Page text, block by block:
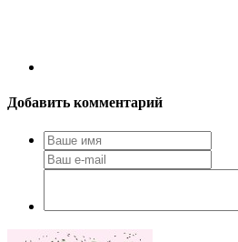
Добавить комментарий